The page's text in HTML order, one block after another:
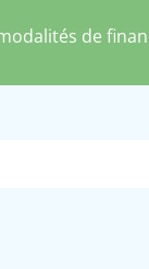
de